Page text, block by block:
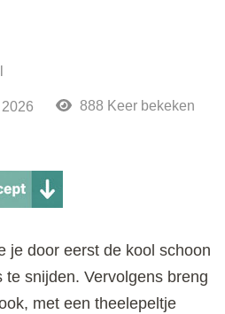
888 Keer bekeken
je door eerst de kool schoon
snijden. Vervolgens breng
met een theelepeltje